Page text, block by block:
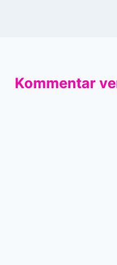
Kommentar